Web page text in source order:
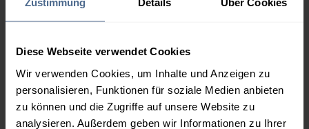
Diese Webseite verwendet Cookies
Wir verwenden Cookies, um Inhalte und Anzeigen zu
personalisieren, Funktionen für soziale Medien anbieten
zu können und die Zugriffe auf unsere Website zu
analysieren. Außerdem geben wir Informationen zu Ihrer
153,55 €
5.000 Liter
152,10 €
152,10 €